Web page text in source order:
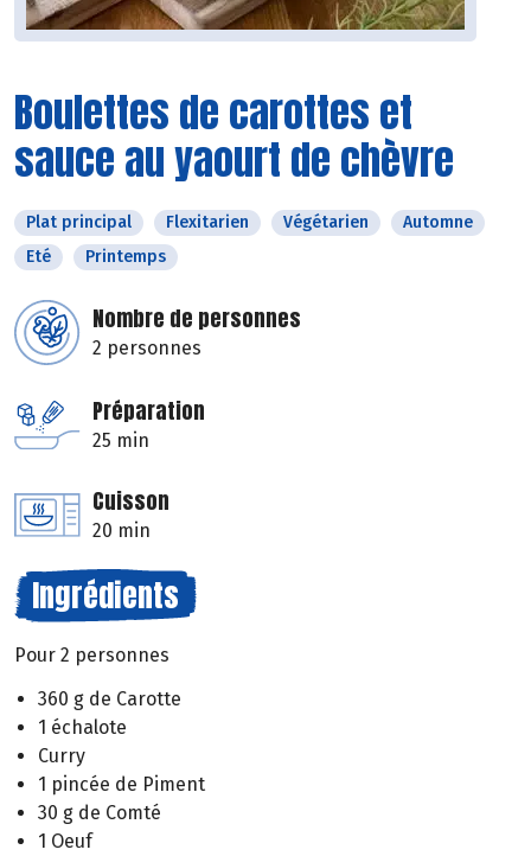
Boulettes de carottes et
sauce au yaourt de chèvre
Plat principal Flexitarien Végétarien
Automne
Eté
Printemps
Nombre de personnes
2 personnes
Préparation
25 min
Cuisson
20 min
Ingrédients
Pour 2 personnes
360 g de Carotte
1 échalote
Curry
1 pincée de Piment
30 g de Comté
1 Oeuf